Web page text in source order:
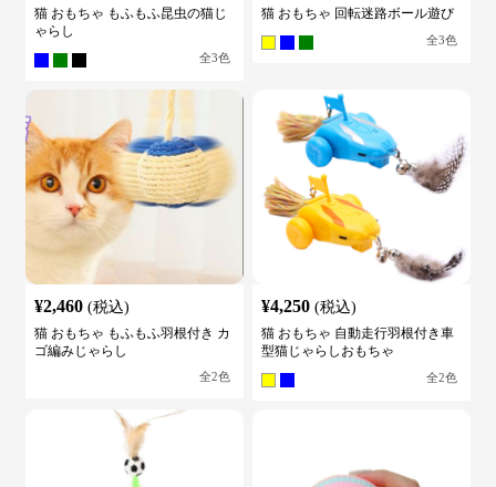
猫 おもちゃ もふもふ昆虫の猫じ
ゃらし
全3色
猫 おもちゃ 回転迷路ボール遊び
全3色
¥2,460 (税込)
猫 おもちゃ もふもふ羽根付き カ
ゴ編みじゃらし
全2色
¥4,250 (税込)
猫 おもちゃ 自動走行羽根付き車
型猫じゃらしおもちゃ
全2色